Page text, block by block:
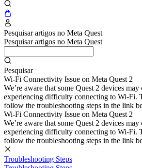
Pesquisar artigos no Meta Quest
Pesquisar artigos no Meta Quest
Pesquisar
Wi-Fi Connectivity Issue on Meta Quest 2
We’re aware that some Quest 2 devices
experiencing difficulty connecting to Wi-Fi.
follow the troubleshooting steps in the link
Wi-Fi Connectivity Issue on Meta Quest 2
We’re aware that some Quest 2 devices
experiencing difficulty connecting to Wi-Fi.
follow the troubleshooting steps in the link
Troubleshooting Steps